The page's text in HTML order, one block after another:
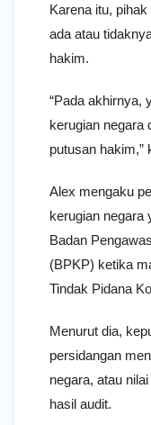
Karena itu,
ada atau
hakim.
“Pada akhirnya,
kerugian negara
putusan hakim,”
Alex mengaku
kerugian negara
Badan
(BPKP) ketika
Tindak Pidana
Menurut dia,
persidangan
negara, atau
hasil audit.